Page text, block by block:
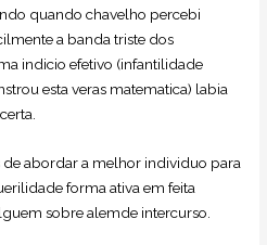
quando chavelho percebi
a banda triste dos
indicio efetivo (infantilidade
esta veras matematica) labia
de abordar a melhor individuo para
forma ativa em feita
sobre alemde intercurso.